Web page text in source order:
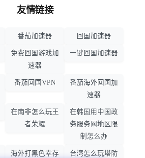
友情链接
番茄加速器 回国加速器
免费回国游戏加
速器
一键回国加速器
番茄回国VPN
番茄海外回国加
速器
在南非怎么玩王
者荣耀
在韩国用中国政
务服务网地区限
制怎么办
海外打黑色幸存 台湾怎么玩塔防